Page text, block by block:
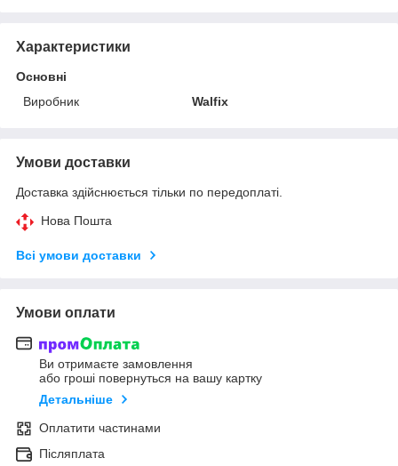
Характеристики
Основні
Виробник
Walfix
Умови доставки
Доставка здійснюється тільки по передоплаті.
Нова Пошта
Всі умови доставки
Умови оплати
Ви отримаєте замовлення
або гроші повернуться на вашу картку
Детальніше
Оплатити частинами
Післяплата